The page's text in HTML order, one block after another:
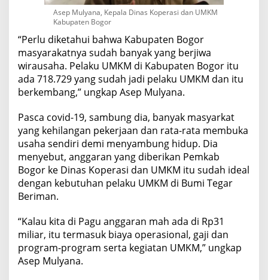
Asep Mulyana, Kepala Dinas Koperasi dan UMKM
Kabupaten Bogor
“Perlu diketahui bahwa Kabupaten Bogor
masyarakatnya sudah banyak yang berjiwa
wirausaha. Pelaku UMKM di Kabupaten Bogor itu
ada 718.729 yang sudah jadi pelaku UMKM dan itu
berkembang,” ungkap Asep Mulyana.
Pasca covid-19, sambung dia, banyak masyarkat
yang kehilangan pekerjaan dan rata-rata membuka
usaha sendiri demi menyambung hidup. Dia
menyebut, anggaran yang diberikan Pemkab
Bogor ke Dinas Koperasi dan UMKM itu sudah ideal
dengan kebutuhan pelaku UMKM di Bumi Tegar
Beriman.
“Kalau kita di Pagu anggaran mah ada di Rp31
miliar, itu termasuk biaya operasional, gaji dan
program-program serta kegiatan UMKM,” ungkap
Asep Mulyana.